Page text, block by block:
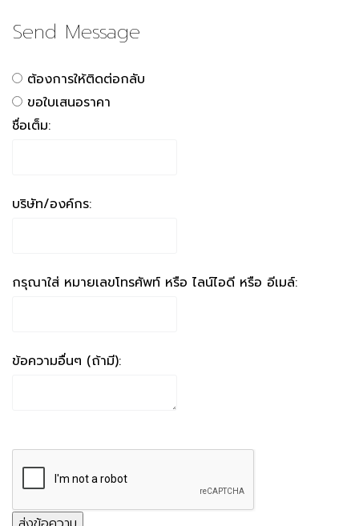
Send Message
ต้องการให้ติดต่อกลับ
ขอใบเสนอราคา
ชื่อเต็ม:
บริษัท/องค์กร:
กรุณาใส่ หมายเลขโทรศัพท์ หรือ ไลน์ไอดี หรือ อีเมล์:
ข้อความอื่นๆ (ถ้ามี):